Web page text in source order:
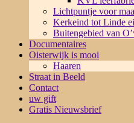
Lichtpuntje voor
Kerkeind tot Linde
Buitengebied van
Documentaires
Oisterwijk is mooi
Haaren
Straat in Beeld
Contact
uw gift
Gratis Nieuwsbrief